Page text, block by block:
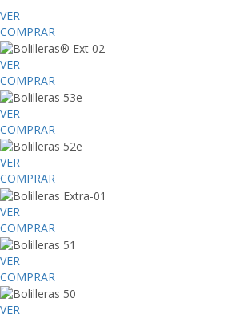
VER
COMPRAR
VER
COMPRAR
VER
COMPRAR
VER
COMPRAR
VER
COMPRAR
VER
COMPRAR
VER